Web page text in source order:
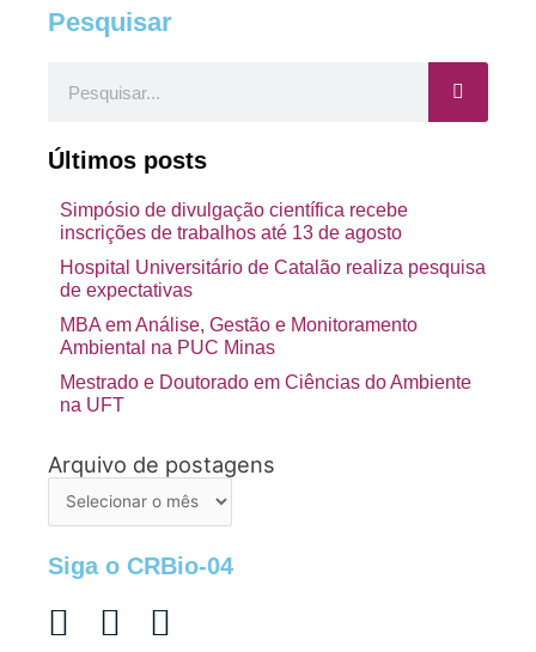
Pesquisar
Últimos posts
Simpósio de divulgação científica recebe
inscrições de trabalhos até 13 de agosto
Hospital Universitário de Catalão realiza pesquisa
de expectativas
MBA em Análise, Gestão e Monitoramento
Ambiental na PUC Minas
Mestrado e Doutorado em Ciências do Ambiente
na UFT
Arquivo de postagens
Arquivo
Siga o CRBio-04